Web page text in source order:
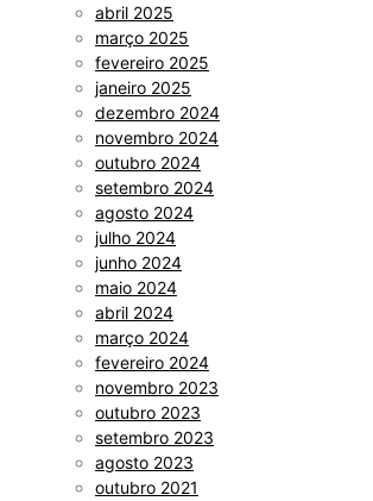
abril 2025
março 2025
fevereiro 2025
janeiro 2025
dezembro 2024
novembro 2024
outubro 2024
setembro 2024
agosto 2024
julho 2024
junho 2024
maio 2024
abril 2024
março 2024
fevereiro 2024
novembro 2023
outubro 2023
setembro 2023
agosto 2023
outubro 2021